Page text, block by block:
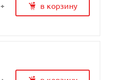
+ в корзину